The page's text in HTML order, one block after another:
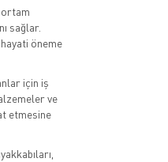
ortam
sağlar.
öneme
için iş
ve
etmesine